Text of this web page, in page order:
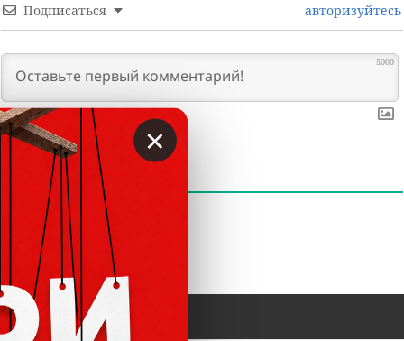
Подписаться авторизуйтесь
5000
КОММЕНТАРИИ
×